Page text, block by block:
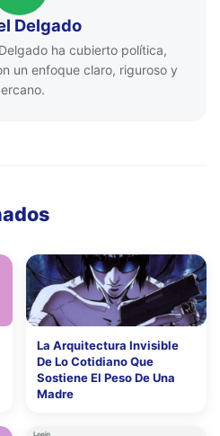
Delgado
ha cubierto política,
un enfoque claro, riguroso y
La Arquitectura Invisible
De Lo Cotidiano Que
Sostiene El Peso De Una
Madre